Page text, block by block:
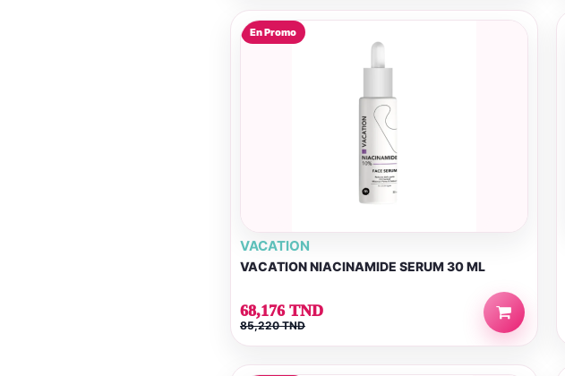
En Promo
VACATION
VACATION NIACINAMIDE SERUM 30 ML
68,176 TND
85,220 TND